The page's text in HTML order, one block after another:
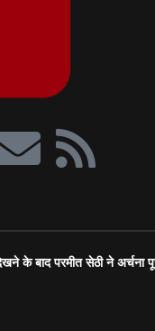
के बाद परमीत सेठी ने अर्चना